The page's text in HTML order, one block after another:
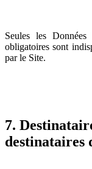
Seules les
obligatoires sont
par le Site.
7.
destinataires